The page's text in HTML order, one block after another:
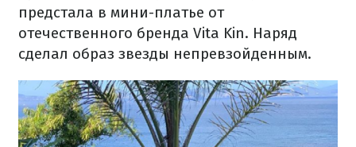
предстала в мини-платье от
отечественного бренда Vita Kin. Наряд
сделал образ звезды непревзойденным.